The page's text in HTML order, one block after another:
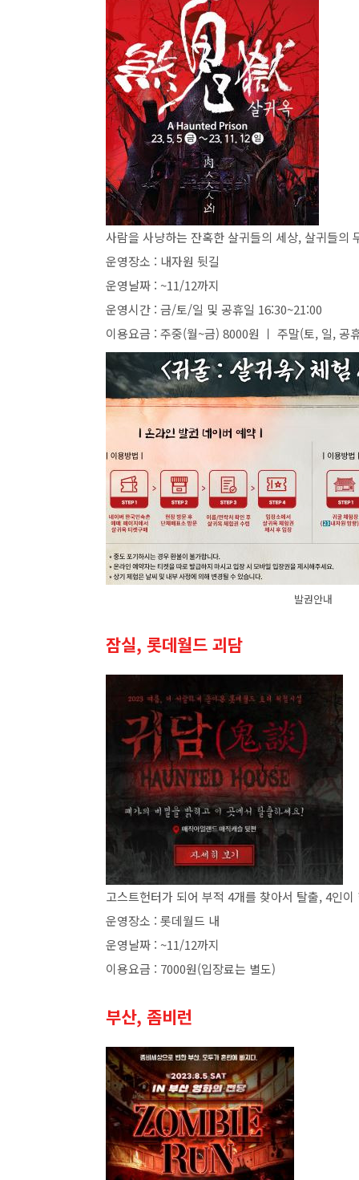
사람을 사냥하는 잔혹한 살귀들의 세상, 살귀들의
운영장소 : 내자원 뒷길
운영날짜 : ~11/12까지
운영시간 : 금/토/일 및 공휴일 16:30~21:00
이용요금 : 주중(월~금) 8000원 ㅣ 주말(토, 일, 공
발권안내
잠실, 롯데월드 괴담
고스트헌터가 되어 부적 4개를 찾아서 탈출, 4인이
운영장소 : 롯데월드 내
운영날짜 : ~11/12까지
이용요금 : 7000원(입장료는 별도)
부산, 좀비런